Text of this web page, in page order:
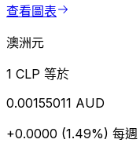
查看圖表
澳洲元
1 CLP 等於
0.00155011 AUD
+0.0000 (1.49%) 每週